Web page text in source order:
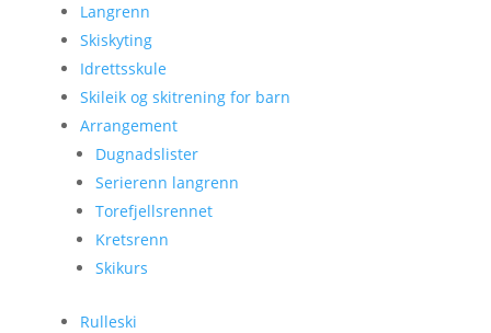
Langrenn
Skiskyting
Idrettsskule
Skileik og skitrening for barn
Arrangement
Dugnadslister
Serierenn langrenn
Torefjellsrennet
Kretsrenn
Skikurs
Rulleski